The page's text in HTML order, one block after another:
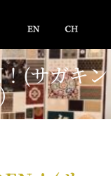
(サガキン